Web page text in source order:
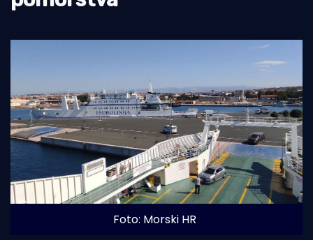
Foto: Morski HR